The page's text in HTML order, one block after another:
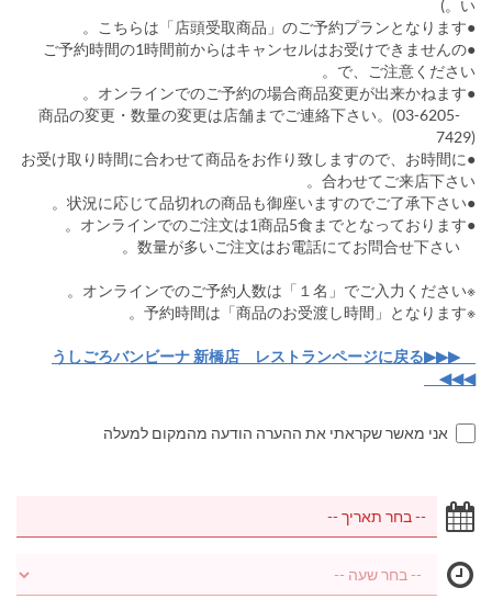
い。)
●こちらは「店頭受取商品」のご予約プランとなります。
●ご予約時間の1時間前からはキャンセルはお受けできませんの
で、ご注意ください。
●オンラインでのご予約の場合商品変更が出来かねます。
商品の変更・数量の変更は店舗までご連絡下さい。(03-6205-
7429)
●お受け取り時間に合わせて商品をお作り致しますので、お時間に
合わせてご来店下さい。
●状況に応じて品切れの商品も御座いますのでご了承下さい。
●オンラインでのご注文は1商品5食までとなっております。
※オンラインでのご予約人数は「１名」でご入力ください。
※予約時間は「商品のお受渡し時間」となります。
▶▶▶うしごろバンビーナ 新橋店 レストランページに戻る
◀◀◀
אני מאשר שקראתי את ההערה הודעה מהמקום למעלה